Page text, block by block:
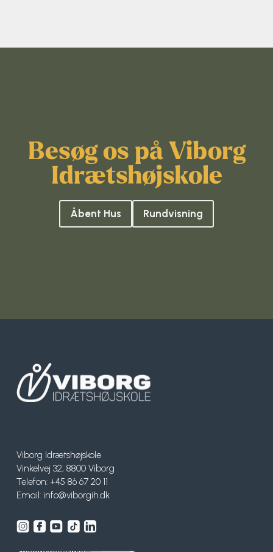
Besøg os på Viborg
Idrætshøjskole
Åbent Hus Rundvisning
Viborg Idrætshøjskole
Vinkelvej 32, 8800 Viborg
Telefon: +45 86 67 20 11
Email: info@viborgih.dk
Svømning og Livredning
Volleyball